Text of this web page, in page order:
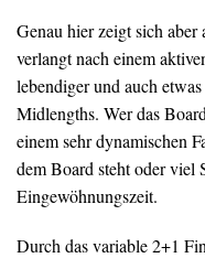
Genau hier zeigt sich aber
verlangt nach einem
lebendiger und auch
Midlengths. Wer das
einem sehr dynamischen
dem Board steht oder viel
Eingewöhnungszeit.
Durch das variable 2+1